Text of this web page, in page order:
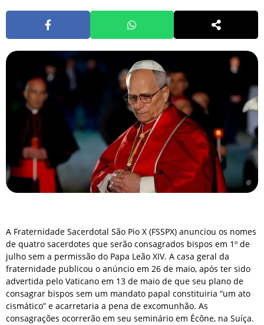
A Fraternidade Sacerdotal São Pio X (FSSPX) anunciou os nomes
de quatro sacerdotes que serão consagrados bispos em 1º de
julho sem a permissão do Papa Leão XIV. A casa geral da
fraternidade publicou o anúncio em 26 de maio, após ter sido
advertida pelo Vaticano em 13 de maio de que seu plano de
consagrar bispos sem um mandato papal constituiria “um ato
cismático” e acarretaria a pena de excomunhão. As
consagrações ocorrerão em seu seminário em Écône, na Suíça.